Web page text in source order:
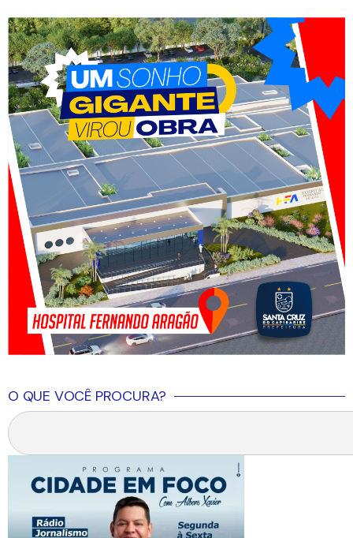
O QUE VOCÊ PROCURA?